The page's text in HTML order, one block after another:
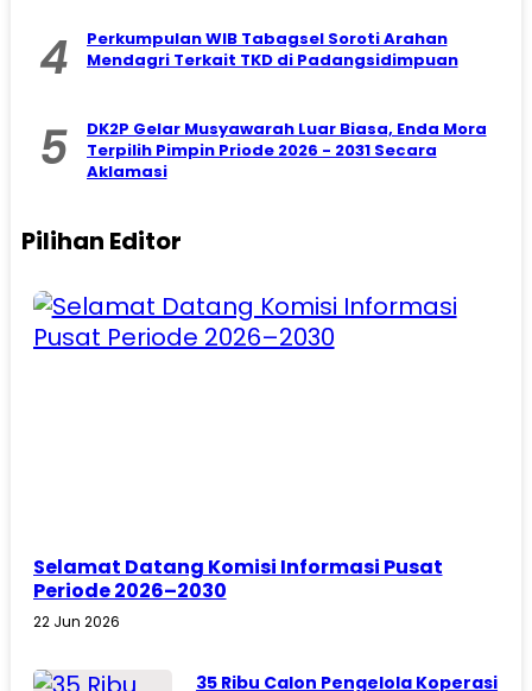
4
Perkumpulan WIB Tabagsel Soroti Arahan
Mendagri Terkait TKD di Padangsidimpuan
5
DK2P Gelar Musyawarah Luar Biasa, Enda Mora
Terpilih Pimpin Priode 2026 - 2031 Secara
Aklamasi
Pilihan Editor
Selamat Datang Komisi Informasi Pusat
Periode 2026–2030
22 Jun 2026
35 Ribu Calon Pengelola Koperasi